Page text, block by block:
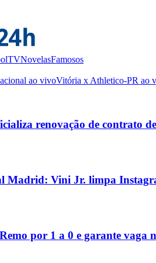
TVNovelasFamosos
ao vivoVitória x Athletico-PR ao
renovação de contrato
Madrid: Vini Jr. limpa
por 1 a 0 e garante